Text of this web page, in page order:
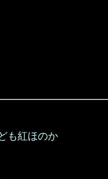
も紅ほのか